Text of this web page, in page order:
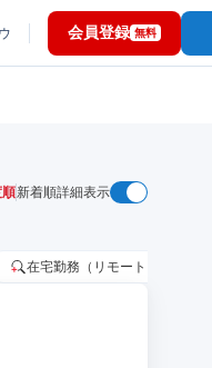
会員登録 無料
順新着順詳細表示
在宅勤務（リモートワーク）OK